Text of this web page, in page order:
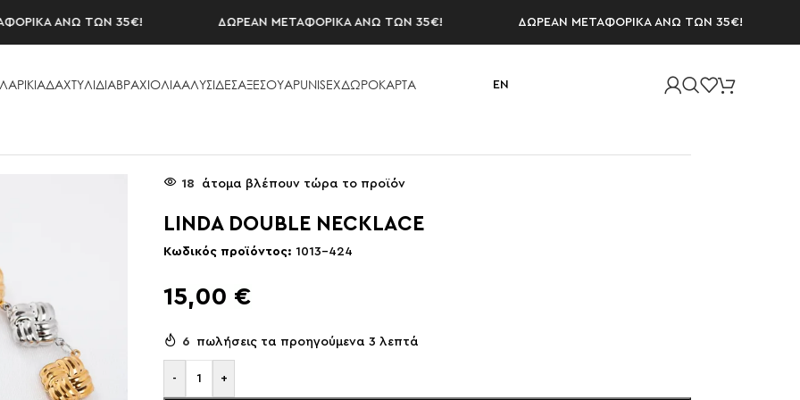
ΑΝΩ ΤΩΝ 35€! ΔΩΡΕΑΝ ΜΕΤΑΦΟΡΙΚΑ ΑΝΩ ΤΩΝ 35€! ΔΩΡΕΑΝ ΜΕΤΑΦΟΡΙΚΑ ΑΝΩ ΤΩΝ 35€!
ΔΑΧΤΥΛΙΔΙΑΒΡΑΧΙΟΛΙΑΑΛΥΣΙΔΕΣΑΞΕΣΟΥAΡUNISEXΔΩΡΟΚΑΡΤΑ EN
18 άτομα βλέπουν τώρα το προϊόν
LINDA DOUBLE NECKLACE
Κωδικός προϊόντος: 1013-424
15,00 €
6 πωλήσεις τα προηγούμενα 3 λεπτά
- +